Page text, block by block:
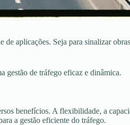
aplicações. Seja para sinalizar
gestão de tráfego eficaz e dinâmica.
benefícios. A flexibilidade, a
a gestão eficiente do tráfego.